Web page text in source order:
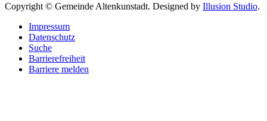
Copyright © Gemeinde Altenkunstadt. Designed by Illusion Studio.
Impressum
Datenschutz
Suche
Barrierefreiheit
Barriere melden